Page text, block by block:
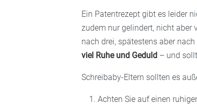
Ein Patentrezept gibt es leider
zudem nur gelindert, nicht aber
nach drei, spätestens aber
viel Ruhe und Geduld– und
Schreibaby-Eltern sollten es
Achten Sie auf einen